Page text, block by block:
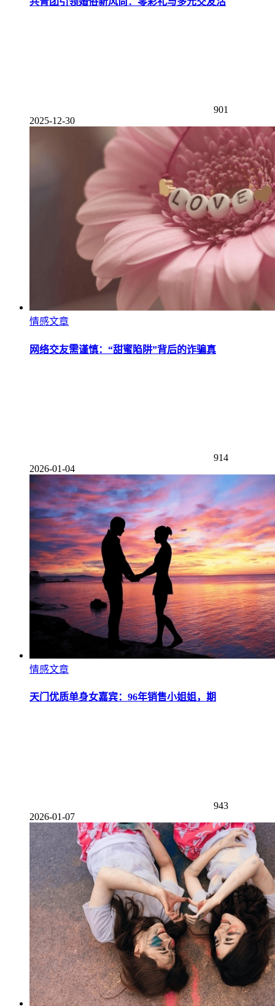
901
2025-12-30
情感文章
网络交友需谨慎：“甜蜜陷阱”背后的诈骗真
914
2026-01-04
情感文章
天门优质单身女嘉宾：96年销售小姐姐，期
943
2026-01-07